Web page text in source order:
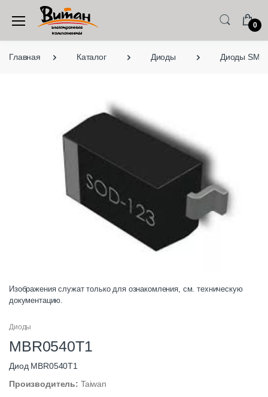
0
Главная Каталог Диоды Диоды SMD
Изображения служат только для ознакомления, см. техническую
документацию.
Диоды
MBR0540T1
Диод MBR0540T1
Производитель: Taiwan